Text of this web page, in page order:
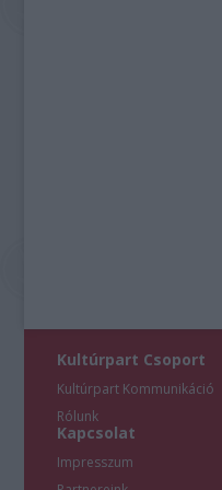
Kultúrpart Csoport
Kultúrpart Kommunikáció
Rólunk
Kapcsolat
Impresszum